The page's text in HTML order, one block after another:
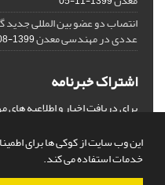
این وب سایت از کوکی ها برای
خدمات استفاده می کند.
انتصاب دو عضو بین المللی
عددی در مهندسی معدن1399-08-26
اشتراک خبرنامه
برای دریافت اخبار و اطلاعیه